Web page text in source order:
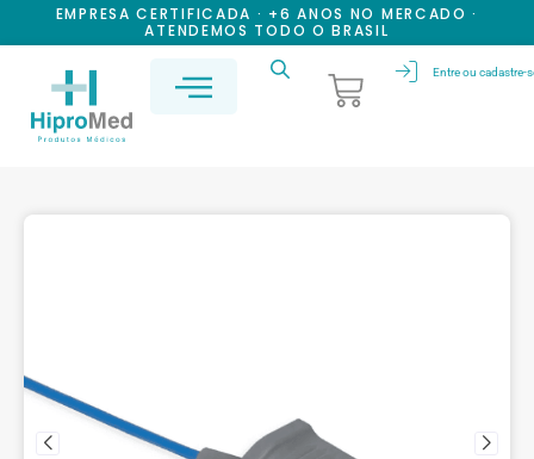
EMPRESA CERTIFICADA · +6 ANOS NO MERCADO ·
ATENDEMOS TODO O BRASIL
Entre ou cadastre-